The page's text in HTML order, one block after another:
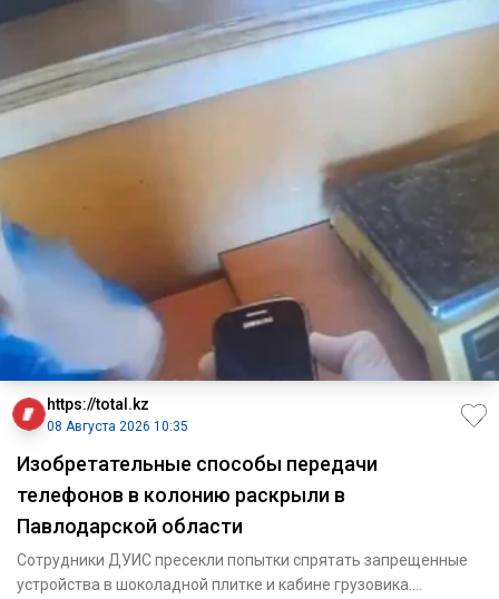
https://total.kz
08 Августа 2026 10:35
Изобретательные способы передачи
телефонов в колонию раскрыли в
Павлодарской области
Сотрудники ДУИС пресекли попытки спрятать запрещенные
устройства в шоколадной плитке и кабине грузовика.